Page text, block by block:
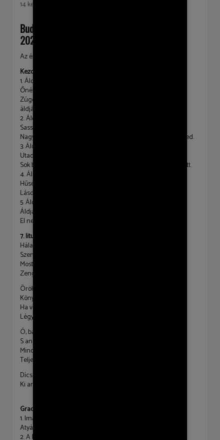
14 kesäkuu 2020
Budahegyvidéki istentisztelet
2020. június 14.
Az énekek szövege
Kezdőének – EÉ 57
1. Áldjad, én lelkem, a dicsőség örök Királyát!
Őnéki mennyei karokkal együtt zengj hálát!
Zúgó harang, Ének és orgonahang, Mind az ő szent nevét
áldják!
2. Áldjad őt, mert az Úr mindent oly bölcsen intézett:
Sasszárnyon hordozott, vezérelt, sok bajban védett!
Nagy irgalmát Naponként tölti reád, Áldását mindenütt érzed.
3. Áldjad őt, mert keze csodásan alkotott téged!
Utadon elkísér, tőle van testi épséged.
Sok baj között Erőd volt és örömöd, Szárnyával takarva védett.
4. Áldjad őt, mert az Úr megáldja minden munkádat!
Hűsége, mint az ég harmatja, bőven rád árad
Lásd, mit tehet Jóságos Lelke veled, És hited tőle mit várhat!
5. Áldjad az Úr nevét, őt áldja minden énbennem!
Áldjad őt, lelkem, és róla tégy hitvallást, nyelvem!
El ne feledd: Napfényed ő tenéked! Őt áldjad örökké! Ámen.
7. liturgia
Hála, dicsőség, Atya Isten, néked,
Szent fiú Isten, Vigasztaló Lélek,
Most és örökké magasztaljon téged
Zengő dicséret.
Örök felség szent Istenünk,
Könyörgünk, irgalmazz nékünk!
Ha vár minket az ítélet,
Légy kegyelmes, kérünk téged.
Ó, bárcsak ezer nyelvem volna,
S angyalokéval érne föl,
Mindegyik versenyezve szólna
Teljes szívemnek mélyiből.
Dícséretedre, Istenem,
Ki annyi jót művelsz velem!
Graduálének – EÉ 65
1. Imádjátok Istenünket, Aki adta mindenünket!
Atyánk ő, benne vigadunk, Néki élünk, néki halunk.
2. A Krisztust magasztaljátok, Akit küldött jó Atyátok!